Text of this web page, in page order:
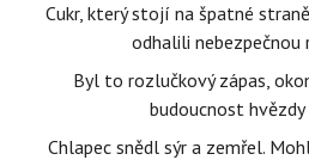
Cukr, který stojí na špatné
odhalili
Byl to rozlučkový zápas,
budoucnost
Chlapec snědl sýr a zemřel.